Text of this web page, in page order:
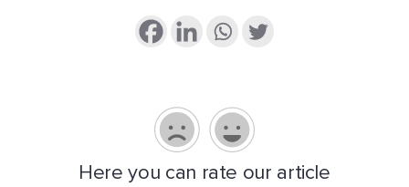
Here you can rate our article